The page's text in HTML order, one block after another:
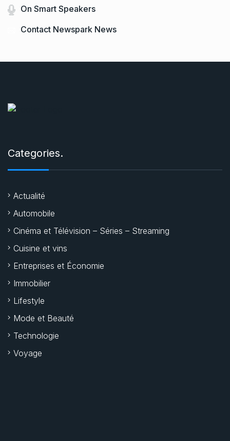
On Smart Speakers
Contact Newspark News
Categories.
Actualité
Automobile
Cinéma et Télévision – Séries – Streaming
Cuisine et vins
Entreprises et Économie
Immobilier
Lifestyle
Mode et Beauté
Technologie
Voyage